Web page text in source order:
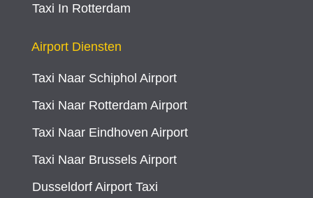
Taxi In Rotterdam
Airport Diensten
Taxi Naar Schiphol Airport
Taxi Naar Rotterdam Airport
Taxi Naar Eindhoven Airport
Taxi Naar Brussels Airport
Dusseldorf Airport Taxi